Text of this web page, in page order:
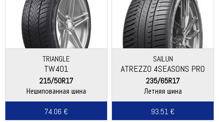
TRIANGLE
TW401
215/50R17
Нешипованная шина
74.06 €
SAILUN
ATREZZO 4SEASONS PRO
235/65R17
Летняя шина
93.51 €